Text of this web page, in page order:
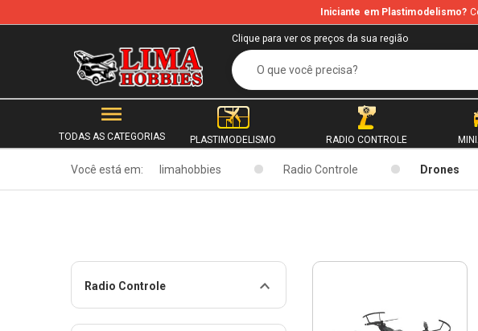
Iniciante em Plastimodelismo?
Clique para ver os preços da sua região
TODAS AS CATEGORIAS PLASTIMODELISMO RADIO CONTROLE
Você está em: limahobbies Radio Controle Drones
Radio Controle